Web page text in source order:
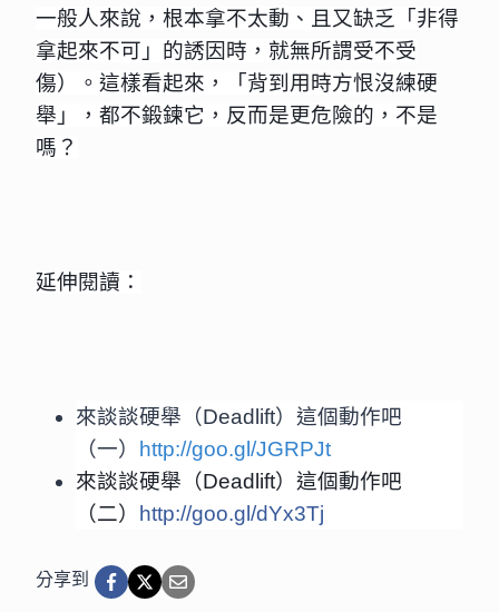
一般人來說，根本拿不太動、且又缺乏「非得
拿起來不可」的誘因時，就無所謂受不受
傷）。這樣看起來，「背到用時方恨沒練硬
舉」，都不鍛鍊它，反而是更危險的，不是
嗎？
延伸閱讀：
來談談硬舉（Deadlift）這個動作吧
（一）
http://goo.gl/JGRPJt
來談談硬舉（Deadlift）這個動作吧
（二）
http://goo.gl/dYx3Tj
分享到